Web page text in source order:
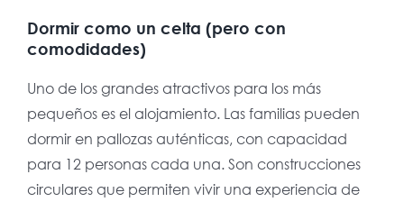
Dormir como un celta (pero con
comodidades)
Uno de los grandes atractivos para los más
pequeños es el alojamiento. Las familias pueden
dormir en pallozas auténticas, con capacidad
para 12 personas cada una. Son construcciones
circulares que permiten vivir una experiencia de